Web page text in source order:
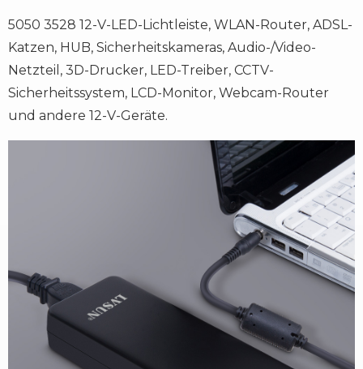
5050 3528 12-V-LED-Lichtleiste, WLAN-Router, ADSL-
Katzen, HUB, Sicherheitskameras, Audio-/Video-
Netzteil, 3D-Drucker, LED-Treiber, CCTV-
Sicherheitssystem, LCD-Monitor, Webcam-Router
und andere 12-V-Geräte.